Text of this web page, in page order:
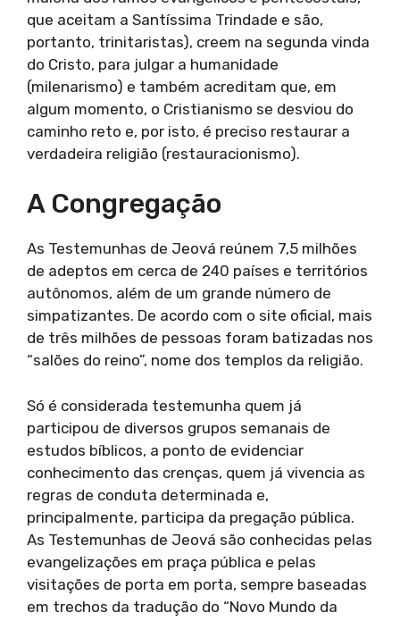
que aceitam a Santíssima Trindade e são,
portanto, trinitaristas), creem na segunda vinda
do Cristo, para julgar a humanidade
(milenarismo) e também acreditam que, em
algum momento, o Cristianismo se desviou do
caminho reto e, por isto, é preciso restaurar a
verdadeira religião (restauracionismo).
A Congregação
As Testemunhas de Jeová reúnem 7,5 milhões
de adeptos em cerca de 240 países e territórios
autônomos, além de um grande número de
simpatizantes. De acordo com o site oficial, mais
de três milhões de pessoas foram batizadas nos
“salões do reino”, nome dos templos da religião.
Só é considerada testemunha quem já
participou de diversos grupos semanais de
estudos bíblicos, a ponto de evidenciar
conhecimento das crenças, quem já vivencia as
regras de conduta determinada e,
principalmente, participa da pregação pública.
As Testemunhas de Jeová são conhecidas pelas
evangelizações em praça pública e pelas
visitações de porta em porta, sempre baseadas
em trechos da tradução do “Novo Mundo da